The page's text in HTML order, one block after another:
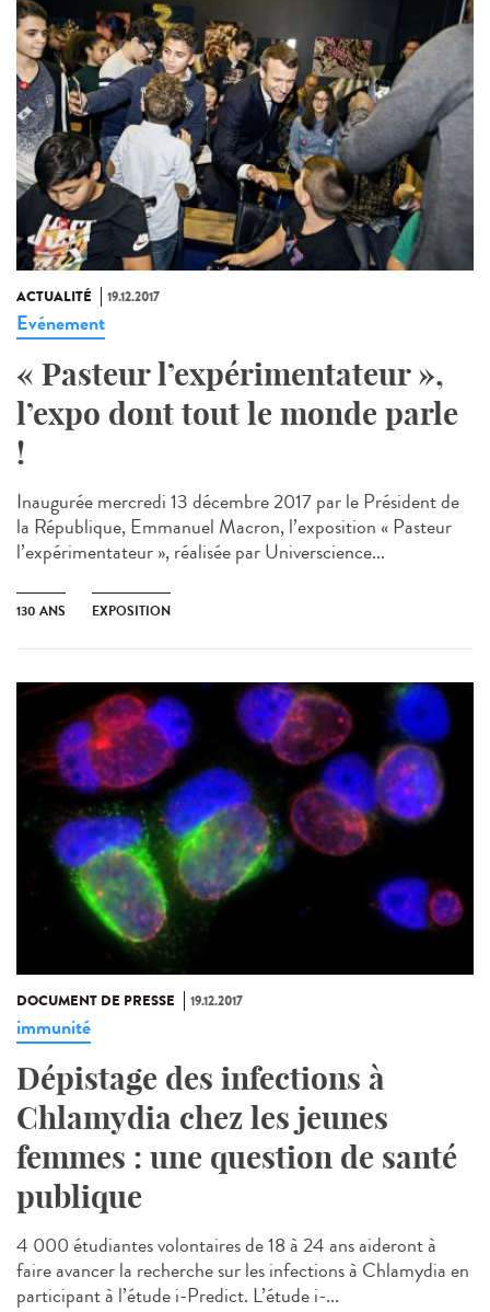
ACTUALITÉ 19.12.2017
Evénement
« Pasteur l’expérimentateur »,
l’expo dont tout le monde parle
!
Inaugurée mercredi 13 décembre 2017 par le Président de
la République, Emmanuel Macron, l’exposition « Pasteur
l’expérimentateur », réalisée par Universcience...
130 ANS EXPOSITION
DOCUMENT DE PRESSE 19.12.2017
immunité
Dépistage des infections à
Chlamydia chez les jeunes
femmes : une question de santé
publique
4 000 étudiantes volontaires de 18 à 24 ans aideront à
faire avancer la recherche sur les infections à Chlamydia en
participant à l’étude i-Predict. L’étude i-...